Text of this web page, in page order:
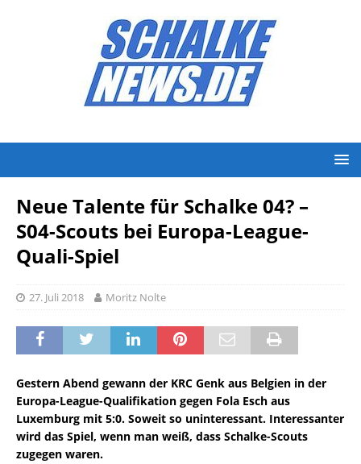
Neue Talente für Schalke 04? –
S04-Scouts bei Europa-League-
Quali-Spiel
27. Juli 2018 Moritz Nolte
Gestern Abend gewann der KRC Genk aus Belgien in der
Europa-League-Qualifikation gegen Fola Esch aus
Luxemburg mit 5:0. Soweit so uninteressant. Interessanter
wird das Spiel, wenn man weiß, dass Schalke-Scouts
zugegen waren.